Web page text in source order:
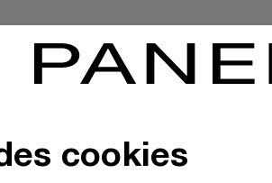
cookies